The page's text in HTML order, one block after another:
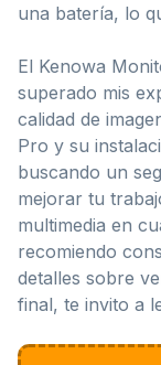
una batería, lo
El Kenowa
superado mis
calidad de
Pro y su
buscando un
mejorar tu
multimedia en
recomiendo
detalles sobre
final, te invito a